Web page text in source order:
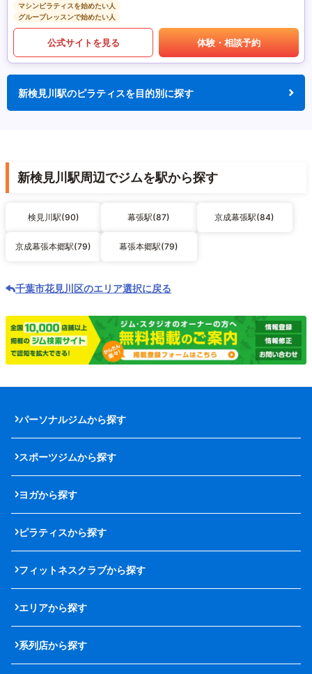
マシンピラティスを始めたい人
グループレッスンで始めたい人
公式サイトを見る 体験・相談予約
新検見川駅のピラティスを目的別に探す
新検見川駅周辺でジムを駅から探す
検見川駅(90) 幕張駅(87) 京成幕張駅(84)
京成幕張本郷駅(79) 幕張本郷駅(79)
千葉市花見川区のエリア選択に戻る
パーソナルジムから探す
スポーツジムから探す
ヨガから探す
ピラティスから探す
フィットネスクラブから探す
エリアから探す
系列店から探す